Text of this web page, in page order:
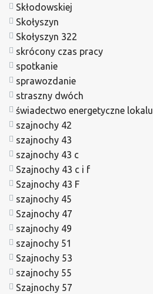
Skłodowskiej
Skołyszyn
Skołyszyn 322
skrócony czas pracy
spotkanie
sprawozdanie
straszny dwóch
świadectwo energetyczne lokalu
szajnochy 42
szajnochy 43
szajnochy 43 c
Szajnochy 43 c i f
Szajnochy 43 F
szajnochy 45
Szajnochy 47
szajnochy 49
szajnochy 51
Szajnochy 53
szajnochy 55
Szajnochy 57